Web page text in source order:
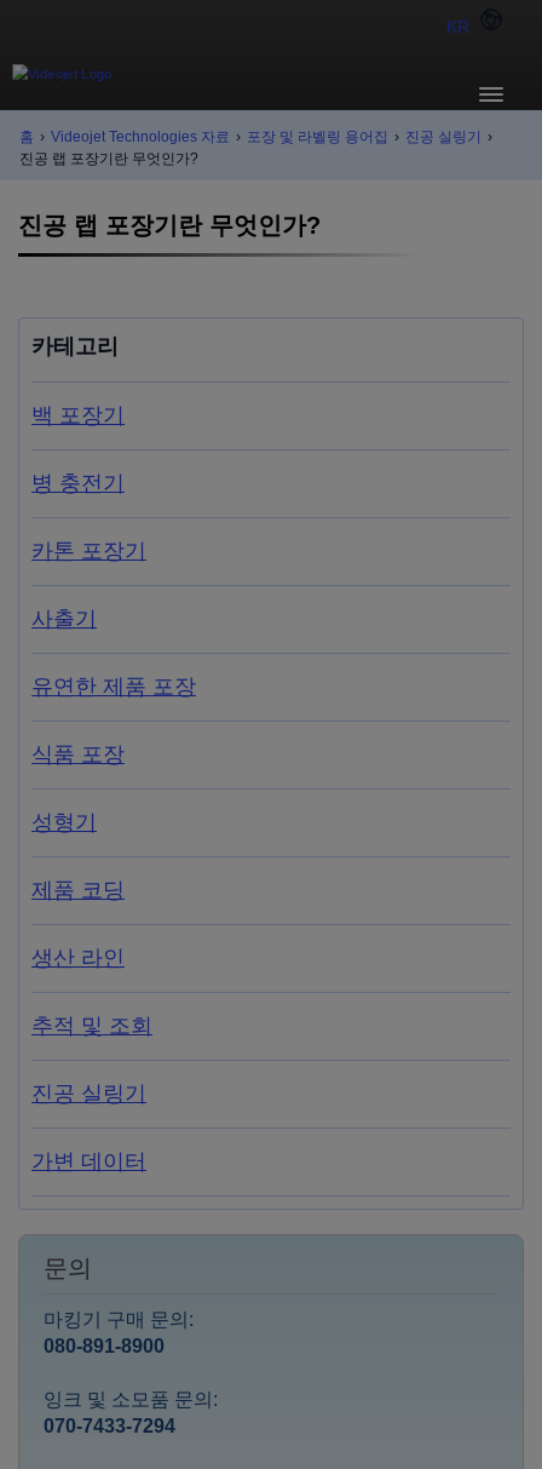
KR
홈 › Videojet Technologies 자료 › 포장 및 라벨링 용어집 › 진공 실링기
›
진공 랩 포장기란 무엇인가?
진공 랩 포장기란 무엇인가?
카테고리
백 포장기
병 충전기
카톤 포장기
사출기
유연한 제품 포장
식품 포장
성형기
제품 코딩
생산 라인
추적 및 조회
진공 실링기
가변 데이터
문의
마킹기 구매 문의:
080-891-8900
잉크 및 소모품 문의:
070-7433-7294